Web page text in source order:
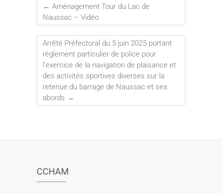
← Aménagement Tour du Lac de
Naussac – Vidéo
Arrêté Préfectoral du 5 juin 2025 portant
règlement particulier de police pour
l’exercice de la navigation de plaisance et
des activités sportives diverses sur la
retenue du barrage de Naussac et ses
abords →
CCHAM